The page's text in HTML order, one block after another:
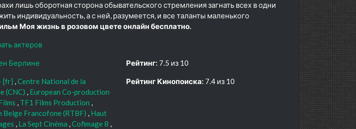
лишь оборотная сторона обывательского стремления загнать всех в одни
индивидуальность, а с ней, разумеется, и все таланты маленького
Моя жизнь в розовом цвете онлайн бесплатно.
актеров
Берлине
[fr]
Centre National de la
(CNC)
European Co-production
TF1 Films Production
Belge Francofone (RTBF)
Haut
La Sept Cinéma Cofimage 8
Рейтинг: 7.5 из 10
Рейтинг Кинопоиска: 7.4 из 10